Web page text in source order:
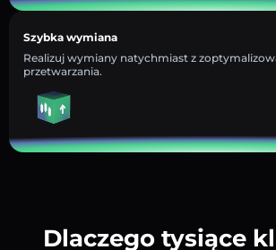
Szybka wymiana
Realizuj wymiany natychmiast z
przetwarzania.
Dlaczego tysiące